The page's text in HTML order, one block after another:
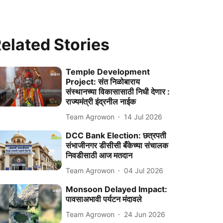
Stories
Temple Development
Project: संत निळोबाराय
संस्थानच्या विकासासाठी निधी देणार :
राज्यमंत्री इंद्रनील नाईक
Team Agrowon 14 Jul 2026
DCC Bank Election: छत्रपती
संभाजीनगर डीसीसी बँकेच्या संचालक
निवडीसाठी आज मतदान
Team Agrowon 04 Jul 2026
Monsoon Delayed Impact:
पावसाअभावी पर्यटन मंदावले
Team Agrowon 24 Jun 2026